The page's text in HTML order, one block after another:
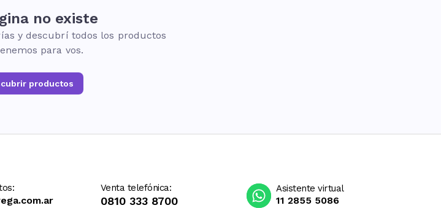
no existe
y descubrí todos los productos
para vos.
productos
Venta telefónica:
0810 333 8700
Asistente virtual
11 2855 5086